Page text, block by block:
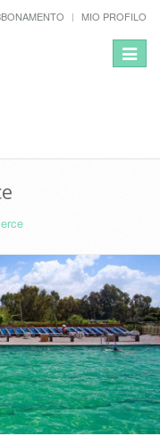
MIO PROFILO
Toggle